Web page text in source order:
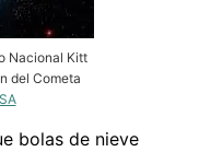
Nacional Kitt
del Cometa
bolas de nieve